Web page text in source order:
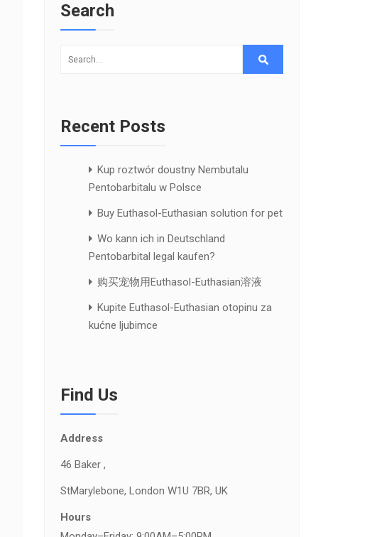
Search
Recent Posts
Kup roztwór doustny Nembutalu
Pentobarbitalu w Polsce
Buy Euthasol-Euthasian solution for pet
Wo kann ich in Deutschland
Pentobarbital legal kaufen?
购买宠物用Euthasol-Euthasian溶液
Kupite Euthasol-Euthasian otopinu za
kućne ljubimce
Find Us
Address
46 Baker ,
StMarylebone, London W1U 7BR, UK
Hours